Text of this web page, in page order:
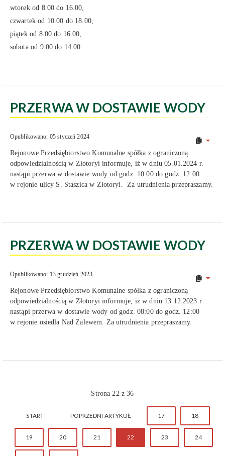
wtorek od 8.00 do 16.00,
czwartek od 10.00 do 18.00,
piątek od 8.00 do 16.00,
sobota od 9.00 do 14.00
PRZERWA W DOSTAWIE WODY
Opublikowano: 05 styczeń 2024
Rejonowe Przedsiębiorstwo Komunalne spółka z ograniczoną
odpowiedzialnością w Złotoryi informuje, iż w dniu 05.01.2024 r.
nastąpi przerwa w dostawie wody od godz. 10:00 do godz. 12:00
w rejonie ulicy S. Staszica w Złotoryi. Za utrudnienia przepraszamy.
PRZERWA W DOSTAWIE WODY
Opublikowano: 13 grudzień 2023
Rejonowe Przedsiębiorstwo Komunalne spółka z ograniczoną
odpowiedzialnością w Złotoryi informuje, iż w dniu 13.12.2023 r.
nastąpi przerwa w dostawie wody od godz. 08:00 do godz. 12:00
w rejonie osiedla Nad Zalewem. Za utrudnienia przepraszamy.
Strona 22 z 36
START POPRZEDNI ARTYKUŁ 17 18
19 20 21 22 23 24